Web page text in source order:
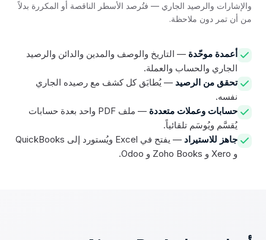
والإشارات والرصيد الجاري — فتُرصد الأسطر الناقصة أو المكررة بدلاً
من أن تمر دون ملاحظة.
أعمدة موحّدة — التاريخ والوصف والمدين والدائن والرصيد
الجاري والحساب والعملة.
تحقق من الرصيد — يُطابَق كل كشف مع رصيده الجاري
نفسه.
حسابات وعملات متعددة
— ملف PDF واحد بعدة حسابات
يُقسَّم ويُوسَم تلقائياً.
جاهز للاستيراد
— يفتح في Excel ويُستورد إلى QuickBooks
و Xero و Zoho Books و Odoo.